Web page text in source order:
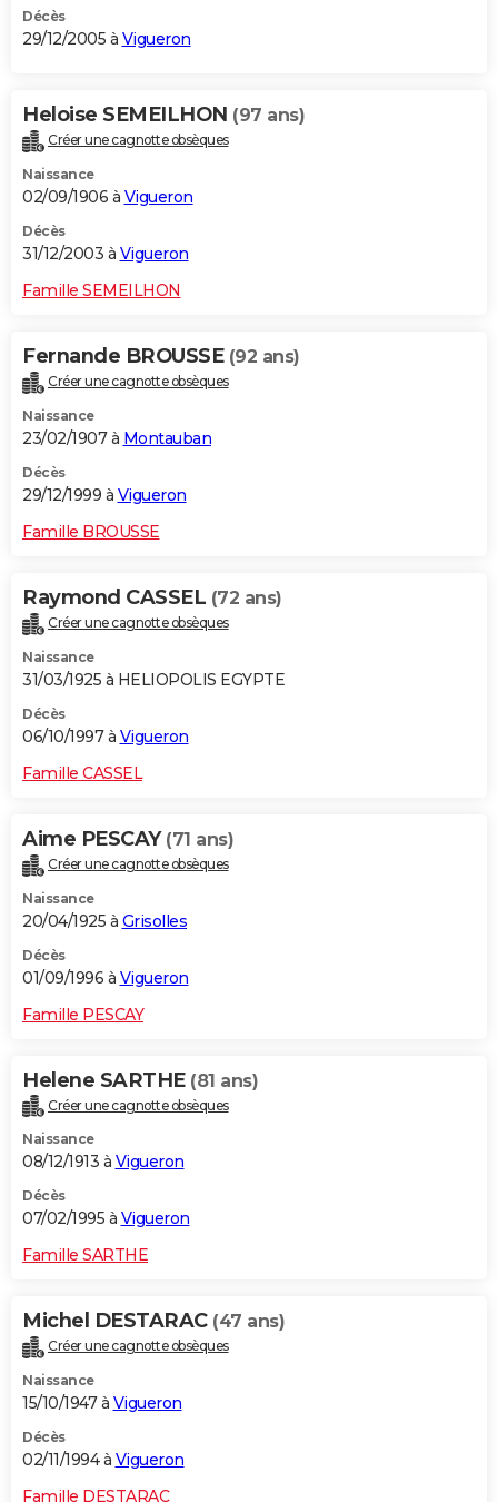
Décès
29/12/2005 à Vigueron
Heloise SEMEILHON (97 ans)
Créer une cagnotte obsèques
Naissance
02/09/1906 à Vigueron
Décès
31/12/2003 à Vigueron
Famille SEMEILHON
Fernande BROUSSE (92 ans)
Créer une cagnotte obsèques
Naissance
23/02/1907 à Montauban
Décès
29/12/1999 à Vigueron
Famille BROUSSE
Raymond CASSEL (72 ans)
Créer une cagnotte obsèques
Naissance
31/03/1925 à HELIOPOLIS EGYPTE
Décès
06/10/1997 à Vigueron
Famille CASSEL
Aime PESCAY (71 ans)
Créer une cagnotte obsèques
Naissance
20/04/1925 à Grisolles
Décès
01/09/1996 à Vigueron
Famille PESCAY
Helene SARTHE (81 ans)
Créer une cagnotte obsèques
Naissance
08/12/1913 à Vigueron
Décès
07/02/1995 à Vigueron
Famille SARTHE
Michel DESTARAC (47 ans)
Créer une cagnotte obsèques
Naissance
15/10/1947 à Vigueron
Décès
02/11/1994 à Vigueron
Famille DESTARAC